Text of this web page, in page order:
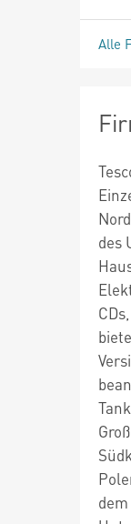
Alle
des